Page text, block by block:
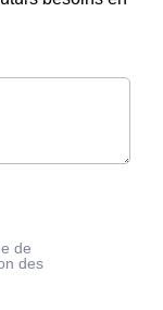
de
des